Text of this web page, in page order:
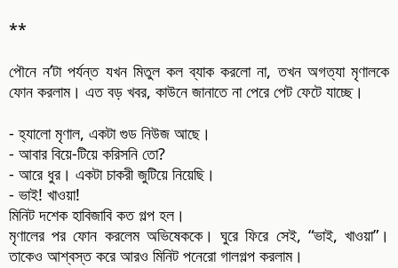
**
পৌনে ন’টা পর্যন্ত যখন মিতুল কল ব্যাক করলো না, তখন অগত্যা মৃণালকে
ফোন করলাম। এত বড় খবর, কাউনে জানাতে না পেরে পেট ফেটে যাচ্ছে।
- হ্যালো মৃণাল, একটা গুড নিউজ আছে।
- আবার বিয়ে-টিয়ে করিসনি তো?
- আরে ধুর। একটা চাকরী জুটিয়ে নিয়েছি।
- ভাই! খাওয়া!
মিনিট দশেক হাবিজাবি কত গল্প হল।
মৃণালের পর ফোন করলেম অভিষেককে। ঘুরে ফিরে সেই, “ভাই, খাওয়া”।
তাকেও আশ্বস্ত করে আরও মিনিট পনেরো গালগল্প করলাম।